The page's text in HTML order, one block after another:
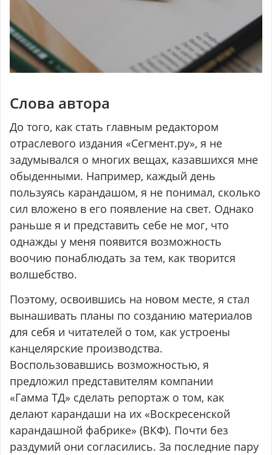
Слова автора
До того, как стать главным редактором
отраслевого издания «Сегмент.ру», я не
задумывался о многих вещах, казавшихся мне
обыденными. Например, каждый день
пользуясь карандашом, я не понимал, сколько
сил вложено в его появление на свет. Однако
раньше я и представить себе не мог, что
однажды у меня появится возможность
воочию понаблюдать за тем, как творится
волшебство.
Поэтому, освоившись на новом месте, я стал
вынашивать планы по созданию материалов
для себя и читателей о том, как устроены
канцелярские производства.
Воспользовавшись возможностью, я
предложил представителям компании
«Гамма ТД» сделать репортаж о том, как
делают карандаши на их «Воскресенской
карандашной фабрике» (ВКФ). Почти без
раздумий они согласились. За последние пару